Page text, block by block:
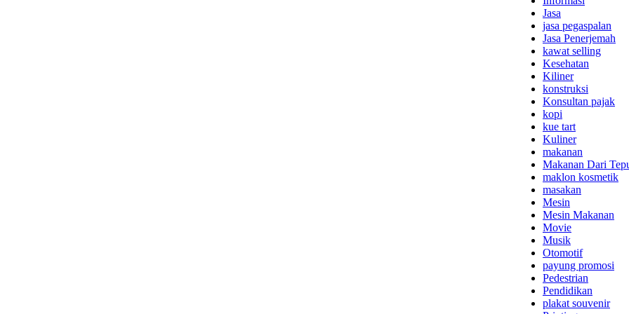
Jasa
jasa pegaspalan
Jasa Penerjemah
kawat selling
Kesehatan
Kiliner
konstruksi
Konsultan pajak
kopi
kue tart
Kuliner
makanan
Makanan Dari
maklon kosmetik
masakan
Mesin
Mesin Makanan
Movie
Musik
Otomotif
payung promosi
Pedestrian
Pendidikan
plakat souvenir